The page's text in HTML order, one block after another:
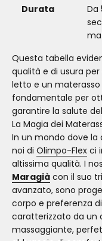
Durata
Da
Questa tabella
qualità e di usura
letto e un
fondamentale per
garantire la salute
La Magia dei
In un mondo dove
noi di Olimpo-Flex ci
altissima qualità. I
Maragià con il suo
avanzato, sono
corpo e preferenza
caratterizzato da un
massaggiante,